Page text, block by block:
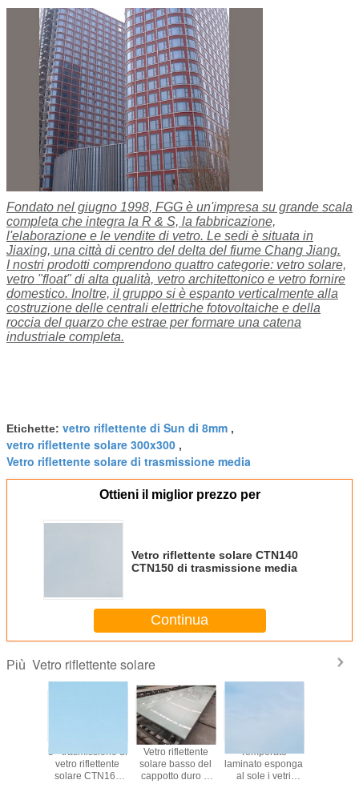
Fondato nel giugno 1998, FGG è un'impresa su grande scala
completa che integra la R & S, la fabbricazione,
l'elaborazione e le vendite di vetro. Le sedi è situata in
Jiaxing, una città di centro del delta del fiume Chang Jiang.
I nostri prodotti comprendono quattro categorie: vetro solare,
vetro "float" di alta qualità, vetro architettonico e vetro fornire
domestico. Inoltre, il gruppo si è espanto verticalmente alla
costruzione delle centrali elettriche fotovoltaiche e della
roccia del quarzo che estrae per formare una catena
industriale completa.
Etichette: vetro riflettente di Sun di 8mm ,
vetro riflettente solare 300x300 ,
Vetro riflettente solare di trasmissione media
Ottieni il miglior prezzo per
Vetro riflettente solare CTN140
CTN150 di trasmissione media
Continua
Più Vetro riflettente solare
5 - trasmissione di
vetro riflettente
solare CTN160
Vetro riflettente
solare basso del
cappotto duro E
Temperato
laminato esponga
al sole i vetri